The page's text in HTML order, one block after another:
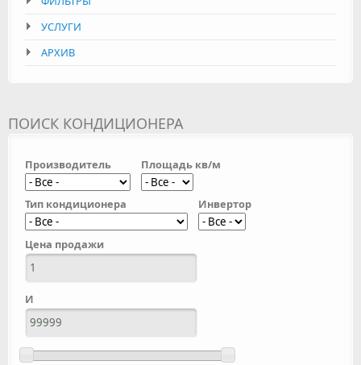
УСЛУГИ
АРХИВ
ПОИСК КОНДИЦИОНЕРА
Производитель Площадь кв/м
Тип кондиционера Инвертор
Цена продажи
И